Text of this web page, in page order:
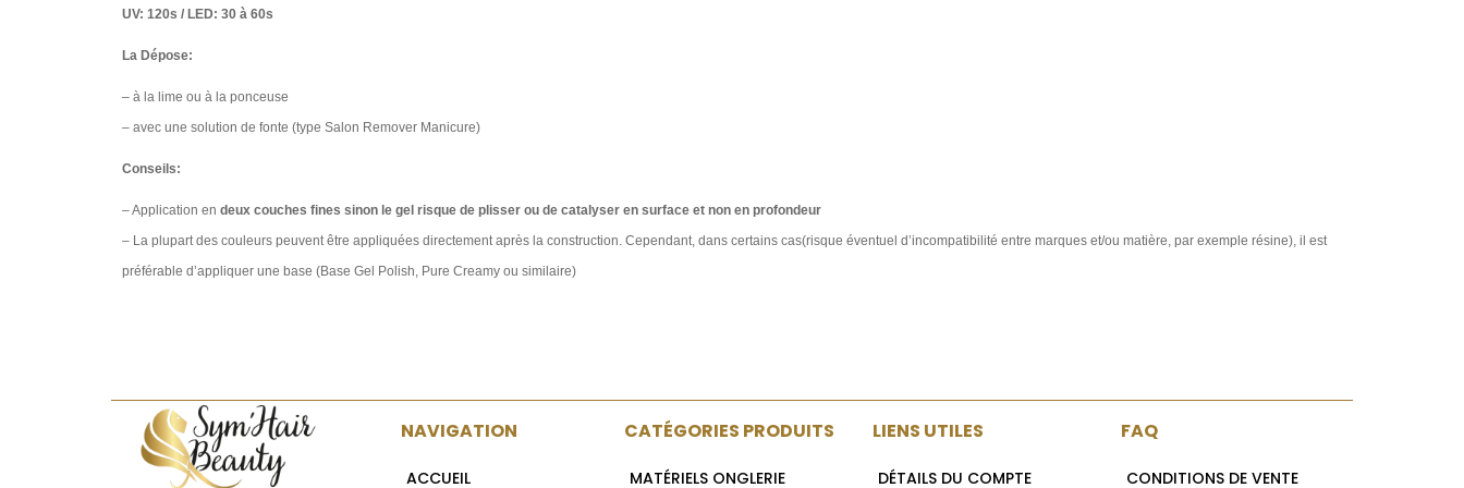
UV: 120s / LED: 30 à 60s
La Dépose:
– à la lime ou à la ponceuse
– avec une solution de fonte (type Salon Remover Manicure)​
Conseils:
– Application en deux couches fines sinon le gel risque de plisser ou de catalyser en surface et non en profondeur
– La plupart des couleurs peuvent être appliquées directement après la construction. Cependant, dans certains cas(risque éventuel d’incompatibilité entre marques et/ou matière, par exemple résine), il est
préférable d’appliquer une base (Base Gel Polish, Pure Creamy ou similaire)
NAVIGATION
ACCUEIL
CATÉGORIES PRODUITS
MATÉRIELS ONGLERIE
LIENS UTILES
DÉTAILS DU COMPTE
FAQ
CONDITIONS DE VENTE